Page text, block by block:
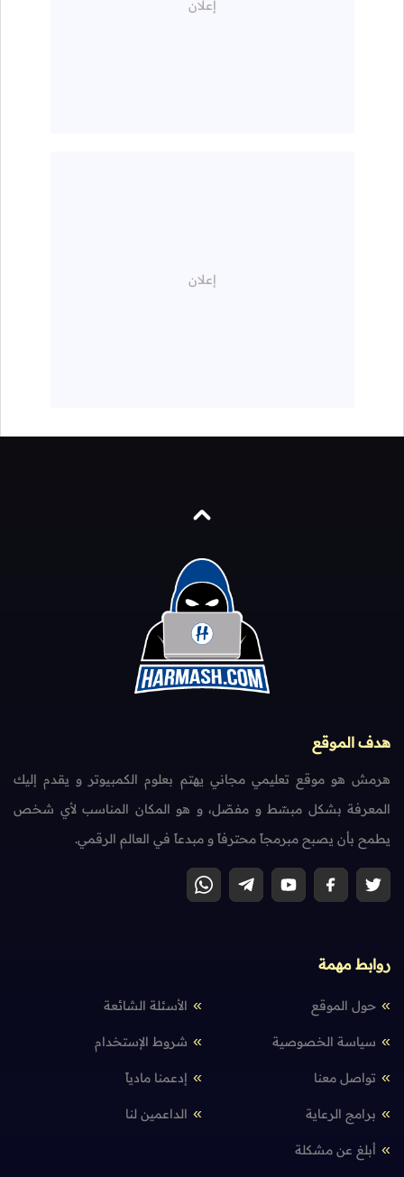
هدف الموقع
هرمش هو موقع تعليمي مجاني يهتم بعلوم الكمبيوتر و يقدم إليك
المعرفة بشكل مبسّط و مفصّل، و هو المكان المناسب لأي شخص
يطمح بأن يصبح مبرمجاً محترفاً و مبدعاً في العالم الرقمي.
روابط مهمة
حول الموقع الأسئلة الشائعة
سياسة الخصوصية شروط الإستخدام
تواصل معنا إدعمنا مادياً
برامج الرعاية الداعمين لنا
أبلغ عن مشكلة